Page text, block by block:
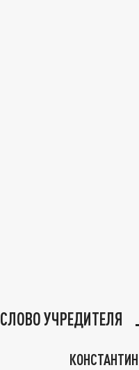
СЛОВО УЧРЕДИТЕЛЯ